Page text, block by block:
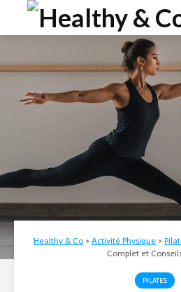
Healthy & Co > Activité Physique >
Complet et
PILATES